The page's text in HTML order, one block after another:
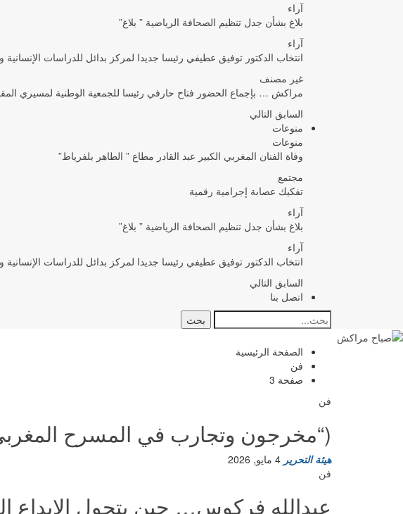
آراء
بلاغ بشأن جدل تنظيم الصحافة الرياضية ” بلاغ”
آراء
انتخاب الدكتور توفيق عطيفي رئيسا جديدا لمركز بدائل للدراسات الإنسانية
غير مصنف
مراكش … بإجماع الحضور فتاح حارفي رئيسا للجمعية الوطنية لمسيري
السابق التالي
منوعات
منوعات
وفاة الفنان المغربي الكبير عبد القادر مطاع ” الطاهر بلفرياط”
مجتمع
تفكيك عصابة إجرامية رقمية
آراء
بلاغ بشأن جدل تنظيم الصحافة الرياضية ” بلاغ”
آراء
انتخاب الدكتور توفيق عطيفي رئيسا جديدا لمركز بدائل للدراسات الإنسانية
السابق التالي
اتصل بنا
الصفحة الرئيسية
فن
صفحة 3
فن
(“مخرجون وتجارب في المسرح
هيئة التحرير 4 مايو, 2026
فن
عبدالله فركوس… حين يتحول الإبداع